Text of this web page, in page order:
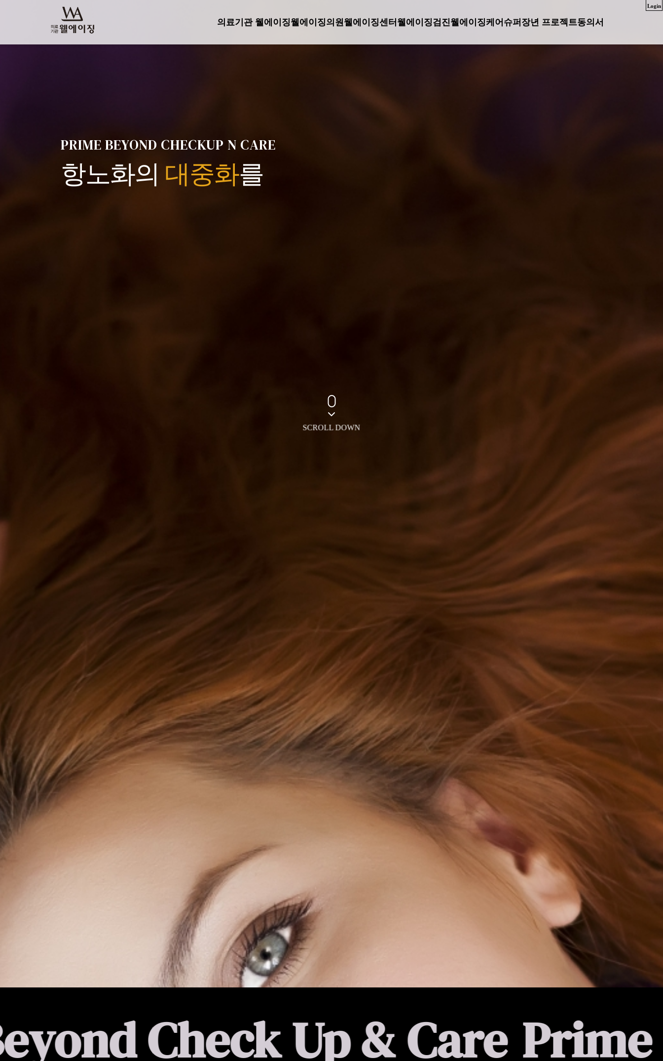
Login
의료기관 웰에이징웰에이징의원웰에이징센터 웰에이징검진웰에이징케어 슈퍼장년 프로젝트동의서
SCROLL DOWN
PRIME BEYOND CHECKUP N CARE
항노화의 대중화를
Up & Care Prime